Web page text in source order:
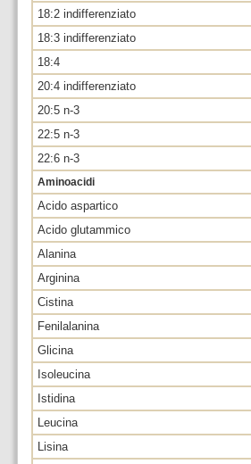
18:2 indifferenziato
18:3 indifferenziato
18:4
20:4 indifferenziato
20:5 n-3
22:5 n-3
22:6 n-3
Aminoacidi
Acido aspartico
Acido glutammico
Alanina
Arginina
Cistina
Fenilalanina
Glicina
Isoleucina
Istidina
Leucina
Lisina